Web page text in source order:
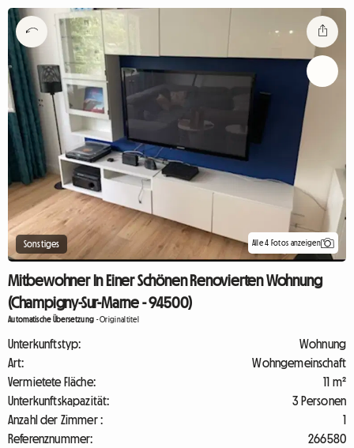
Sonstiges Alle 4 Fotos anzeigen
Mitbewohner In Einer Schönen Renovierten Wohnung
(Champigny-Sur-Marne - 94500)
Automatische Übersetzung -Originaltitel
Unterkunftstyp:
Wohnung
Art:
Wohngemeinschaft
Vermietete Fläche:
11 m²
Unterkunftskapazität:
3 Personen
Anzahl der Zimmer :
1
Referenznummer:
266580